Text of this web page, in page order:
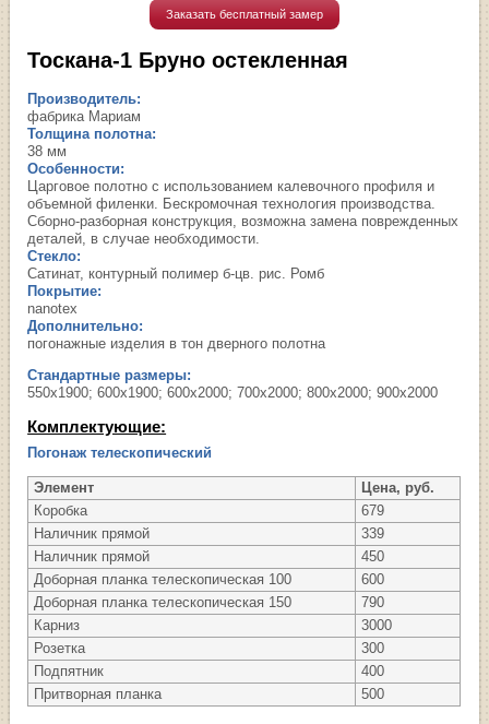
Заказать бесплатный замер
Тоскана-1 Бруно остекленная
Производитель:
фабрика Мариам
Толщина полотна:
38 мм
Особенности:
Царговое полотно с использованием калевочного профиля и
объемной филенки. Бескромочная технология производства.
Сборно-разборная конструкция, возможна замена поврежденных
деталей, в случае необходимости.
Стекло:
Сатинат, контурный полимер б-цв. рис. Ромб
Покрытие:
nanotex
Дополнительно:
погонажные изделия в тон дверного полотна
Стандартные размеры:
550х1900; 600х1900; 600х2000; 700х2000; 800х2000; 900х2000
Комплектующие:
Погонаж телескопический
Элемент
Цена, руб.
Коробка
679
Наличник прямой
339
Наличник прямой
450
Доборная планка телескопическая 100
600
Доборная планка телескопическая 150
790
Карниз
3000
Розетка
300
Подпятник
400
Притворная планка
500